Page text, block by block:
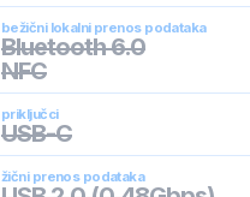
bežični lokalni prenos podataka
Bluetooth 6.0
NFC
priključci
USB-C
žični prenos podataka